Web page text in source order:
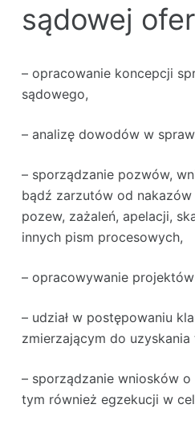
sądowej
– opracowanie koncepcji
sądowego,
– analizę dowodów w
– sporządzanie pozwów,
bądź zarzutów od nakazów
pozew, zażaleń, apelacji,
innych pism procesowych,
– opracowywanie
– udział w postępowaniu
zmierzającym do
– sporządzanie wniosków
tym również egzekucji w